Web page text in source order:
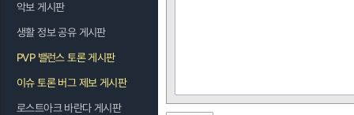
악보 게시판
생활 정보 공유 게시판
PVP 밸런스 토론 게시판
이슈 토론 버그 제보 게시판
로스트아크 바란다 게시판